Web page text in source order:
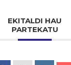
EKITALDI HAU
PARTEKATU